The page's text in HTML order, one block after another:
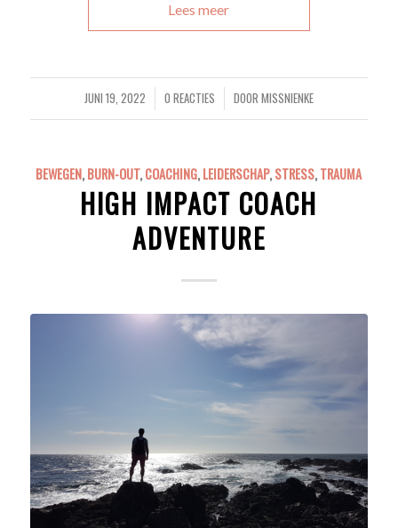
Lees meer
JUNI 19, 2022
/ 0 REACTIES
/ DOOR MISSNIENKE
BEWEGEN,BURN-OUT,COACHING,LEIDERSCHAP,STRESS,TRAUMA
HIGH IMPACT COACH
ADVENTURE